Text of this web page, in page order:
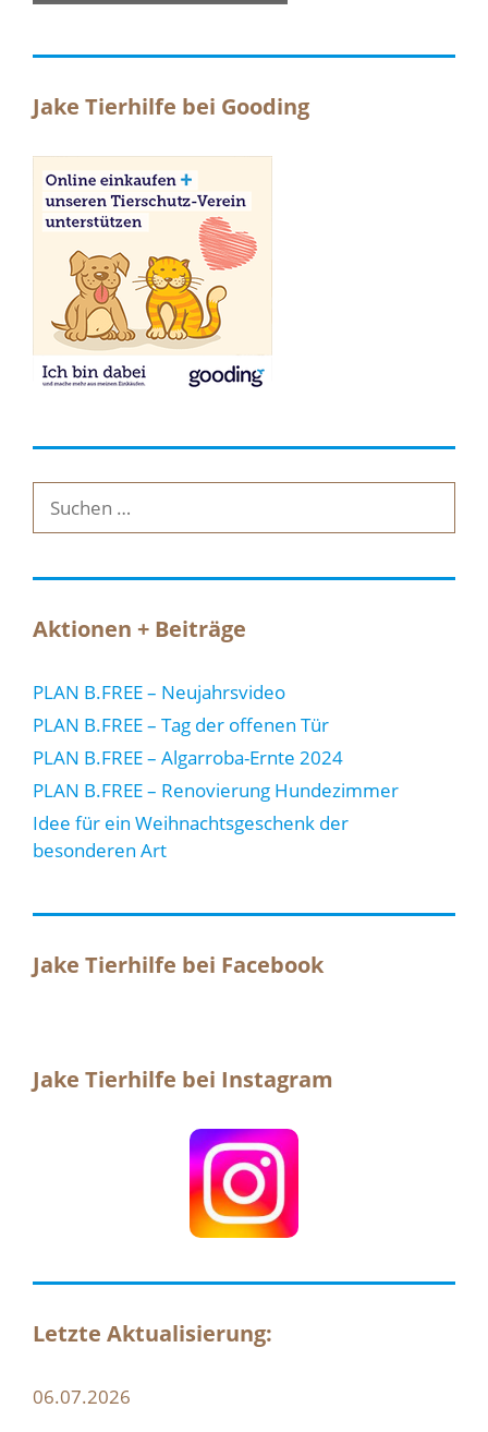
Jake Tierhilfe bei Gooding
Suche
nach:
Aktionen + Beiträge
PLAN B.FREE – Neujahrsvideo
PLAN B.FREE – Tag der offenen Tür
PLAN B.FREE – Algarroba-Ernte 2024
PLAN B.FREE – Renovierung Hundezimmer
Idee für ein Weihnachtsgeschenk der
besonderen Art
Jake Tierhilfe bei Facebook
Jake Tierhilfe bei Instagram
Letzte Aktualisierung:
06.07.2026